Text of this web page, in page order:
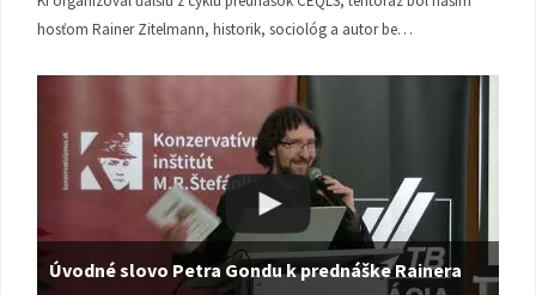
hosťom Rainer Zitelmann, historik, sociológ a autor be…
Úvodné slovo Petra Gondu k prednáške Rainera